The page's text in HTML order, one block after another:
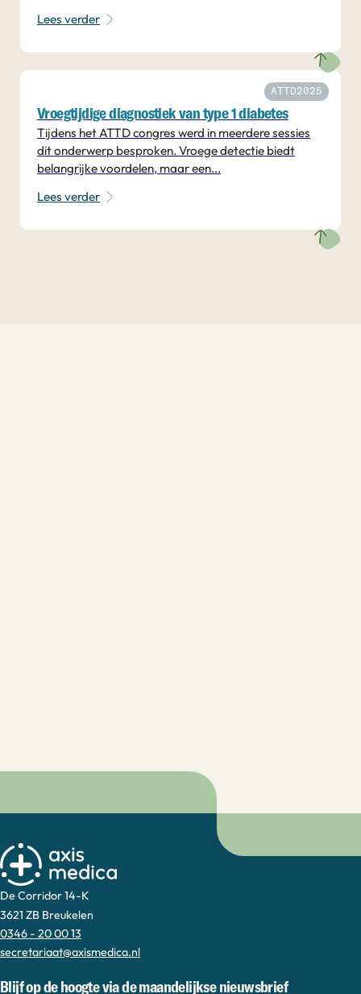
Lees verder
ATTD2025
Vroegtijdige diagnostiek van type 1 diabetes
Tijdens het ATTD congres werd in meerdere sessies
dit onderwerp besproken. Vroege detectie biedt
belangrijke voordelen, maar een...
Lees verder
De Corridor 14-K
3621 ZB Breukelen
0346 - 20 00 13
secretariaat@axismedica.nl
Blijf op de hoogte via de maandelijkse nieuwsbrief